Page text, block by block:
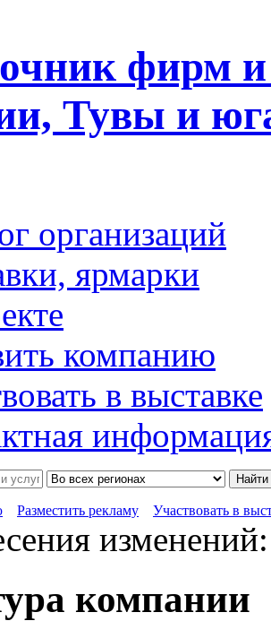
фирм и
Тувы и
организаций
ярмарки
компанию
в выставке
Найти
Разместить рекламу Участвовать в
компании